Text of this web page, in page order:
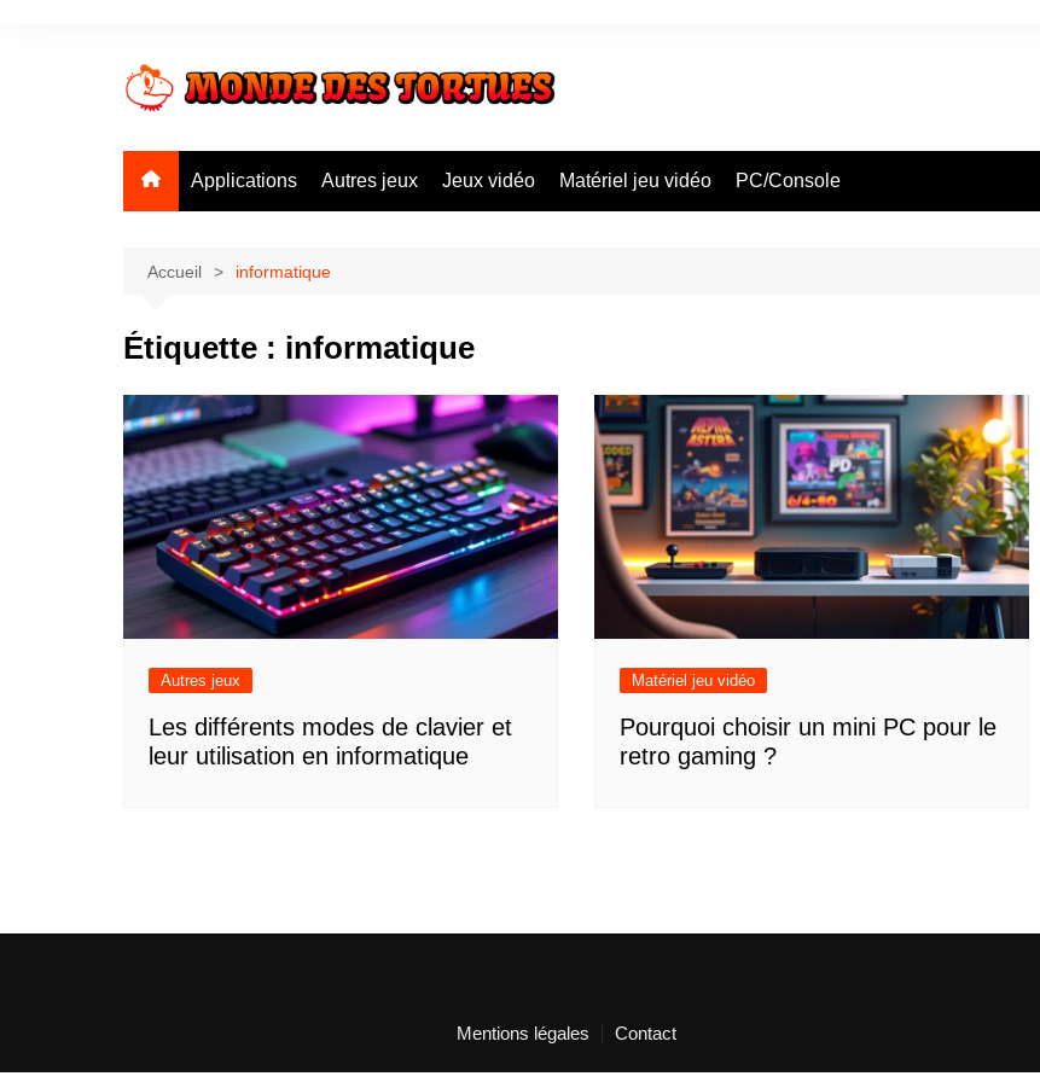
Applications Autres jeux Jeux vidéo Matériel jeu vidéo PC/Console
Accueil informatique
Étiquette : informatique
Autres jeux
Les différents modes de clavier et
leur utilisation en informatique
Matériel jeu vidéo
Pourquoi choisir un mini PC pour le
retro gaming ?
Mentions légales Contact